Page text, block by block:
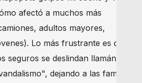
afectó a muchos más
adultos mayores,
Lo más frustrante es que
seguros se deslindan llamándolo
dejando a las familias